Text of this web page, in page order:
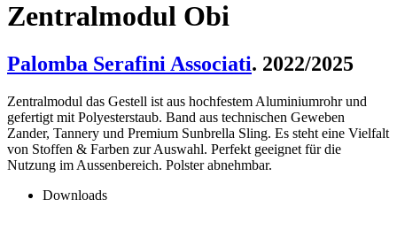
Zentralmodul Obi
Palomba Serafini Associati. 2022/2025
Zentralmodul das Gestell ist aus hochfestem Aluminiumrohr und
gefertigt mit Polyesterstaub. Band aus technischen Geweben
Zander, Tannery und Premium Sunbrella Sling. Es steht eine Vielfalt
von Stoffen & Farben zur Auswahl. Perfekt geeignet für die
Nutzung im Aussenbereich. Polster abnehmbar.
Downloads